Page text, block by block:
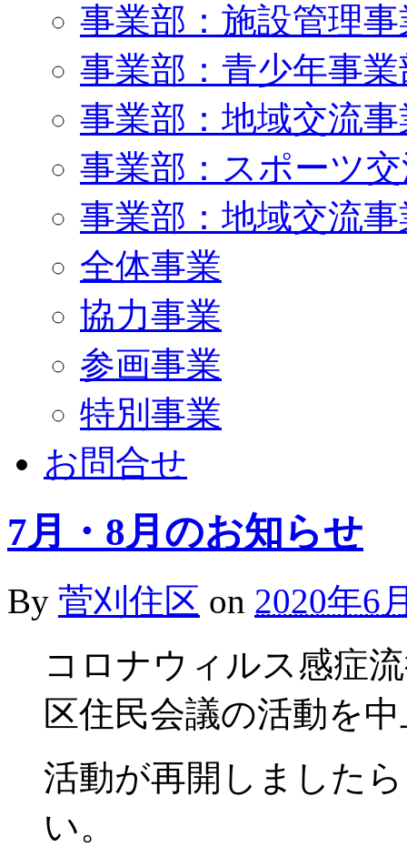
事業部：施設管理
事業部：青少年事業
事業部：地域交流
事業部：スポーツ
事業部：地域交流
全体事業
協力事業
参画事業
特別事業
お問合せ
7月・8月のお知らせ
By 菅刈住区 on 2020年6
コロナウィルス感症
区住民会議の活動を
活動が再開しました
い。